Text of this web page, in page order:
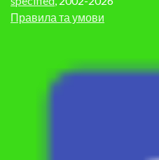
Правила та умови